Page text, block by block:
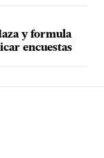
y formula
encuestas